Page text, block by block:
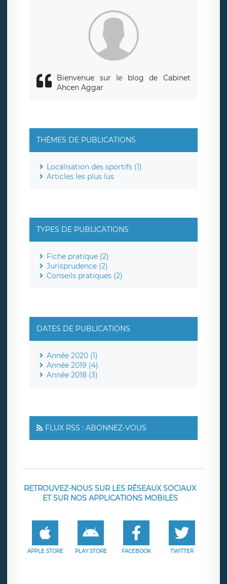
Bienvenue sur le blog de Cabinet
Ahcen Aggar
THÈMES DE PUBLICATIONS
Localisation des sportifs (1)
Articles les plus lus
TYPES DE PUBLICATIONS
Fiche pratique (2)
Jurisprudence (2)
Conseils pratiques (2)
DATES DE PUBLICATIONS
Année 2020 (1)
Année 2019 (4)
Année 2018 (3)
FLUX RSS : ABONNEZ-VOUS
RETROUVEZ-NOUS SUR LES RÉSEAUX SOCIAUX
ET SUR NOS APPLICATIONS MOBILES
APPLE STORE PLAY STORE FACEBOOK TWITTER